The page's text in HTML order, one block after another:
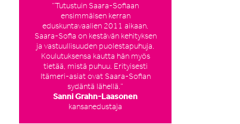
”Tutustuin Saara-Sofiaan
ensimmäisen kerran
eduskuntavaalien 2011 aikaan.
Saara-Sofia on kestävän kehityksen
ja vastuullisuuden puolestapuhuja.
Koulutuksensa kautta hän myös
tietää, mistä puhuu. Erityisesti
Itämeri-asiat ovat Saara-Sofian
sydäntä lähellä.”
Sanni Grahn-Laasonen
kansanedustaja